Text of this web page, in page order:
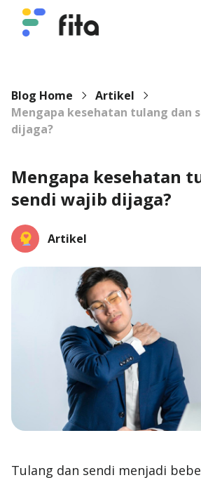
Blog Home
Artikel
Mengapa kesehatan tulang dan
dijaga?
Mengapa kesehatan
sendi wajib dijaga?
Artikel
Tulang dan sendi menjadi